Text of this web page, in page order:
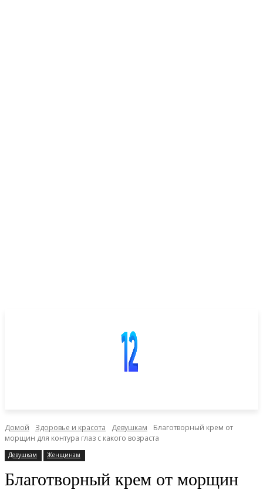
Домой Здоровье и красота Девушкам
Благотворный крем от
морщин для контура глаз с какого возраста
Девушкам Женщинам
Благотворный крем от морщин